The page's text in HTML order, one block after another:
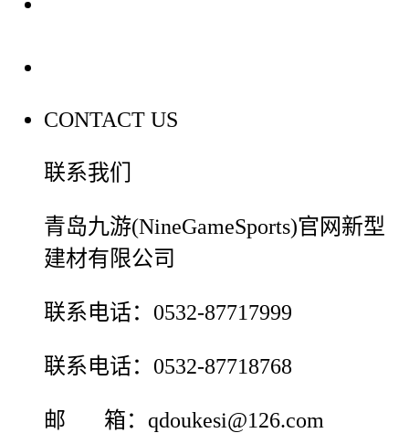
CONTACT US
联系我们
青岛九游(NineGameSports)官网新型
建材有限公司
联系电话：0532-87717999
联系电话：0532-87718768
邮 箱：qdoukesi@126.com